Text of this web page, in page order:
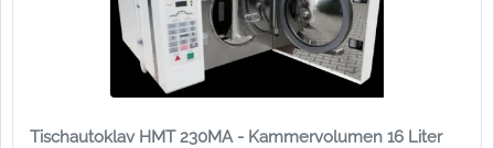
Tischautoklav HMT 230MA - Kammervolumen 16 Liter